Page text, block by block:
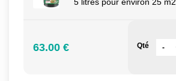
63.00 € Qté